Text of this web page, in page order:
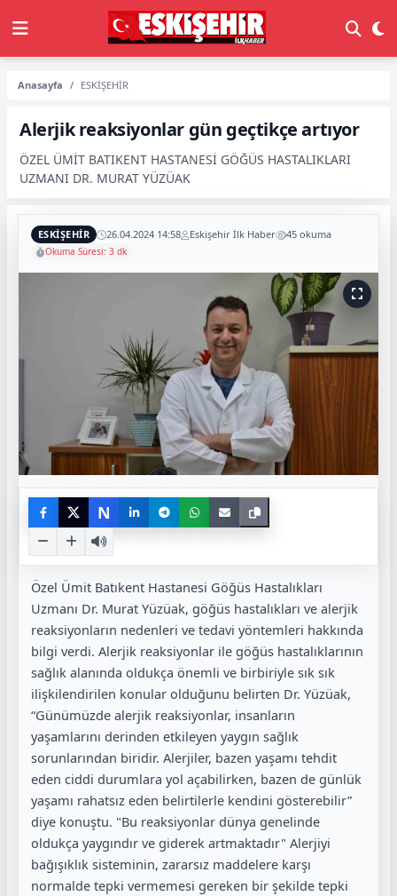
Anasayfa ESKİŞEHİR
Alerjik reaksiyonlar gün geçtikçe artıyor
ÖZEL ÜMİT BATIKENT HASTANESİ GÖĞÜS HASTALIKLARI
UZMANI DR. MURAT YÜZÜAK
ESKİŞEHİR 26.04.2024 14:58 Eskişehir İlk Haber 45 okuma
Okuma Süresi: 3 dk
N
Özel Ümit Batıkent Hastanesi Göğüs Hastalıkları
Uzmanı Dr. Murat Yüzüak, göğüs hastalıkları ve alerjik
reaksiyonların nedenleri ve tedavi yöntemleri hakkında
bilgi verdi. Alerjik reaksiyonlar ile göğüs hastalıklarının
sağlık alanında oldukça önemli ve birbiriyle sık sık
ilişkilendirilen konular olduğunu belirten Dr. Yüzüak,
“Günümüzde alerjik reaksiyonlar, insanların
yaşamlarını derinden etkileyen yaygın sağlık
sorunlarından biridir. Alerjiler, bazen yaşamı tehdit
eden ciddi durumlara yol açabilirken, bazen de günlük
yaşamı rahatsız eden belirtilerle kendini gösterebilir”
diye konuştu. "Bu reaksiyonlar dünya genelinde
oldukça yaygındır ve giderek artmaktadır" Alerjiyi
bağışıklık sisteminin, zararsız maddelere karşı
normalde tepki vermemesi gereken bir şekilde tepki